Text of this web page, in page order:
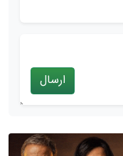
ارسال